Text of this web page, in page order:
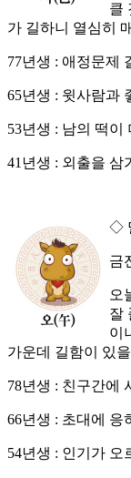
클
가 길하니 열심히
77년생 : 애정문제
65년생 : 윗사람과
53년생 : 남의 떡이
41년생 : 외출을 삼
◇
금
오
잘
이
가운데 길함이 있
78년생 : 친구간에
66년생 : 초대에 응
54년생 : 인기가 오